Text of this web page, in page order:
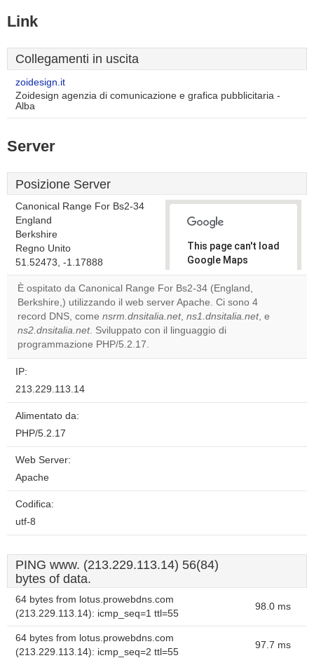
Link
Collegamenti in uscita
zoidesign.it
Zoidesign agenzia di comunicazione e grafica pubblicitaria -
Alba
Server
Posizione Server
Canonical Range For Bs2-34
England
Berkshire
Regno Unito
51.52473, -1.17888
This page can't load
Google Maps
correctly.
Do you
own this
website?
OK
È ospitato da Canonical Range For Bs2-34 (England,
Berkshire,) utilizzando il web server Apache. Ci sono 4
record DNS, come nsrm.dnsitalia.net, ns1.dnsitalia.net, e
ns2.dnsitalia.net. Sviluppato con il linguaggio di
programmazione PHP/5.2.17.
IP:
213.229.113.14
Alimentato da:
PHP/5.2.17
Web Server:
Apache
Codifica:
utf-8
PING www. (213.229.113.14) 56(84)
bytes of data.
64 bytes from lotus.prowebdns.com
(213.229.113.14): icmp_seq=1 ttl=55
98.0 ms
64 bytes from lotus.prowebdns.com
(213.229.113.14): icmp_seq=2 ttl=55
97.7 ms